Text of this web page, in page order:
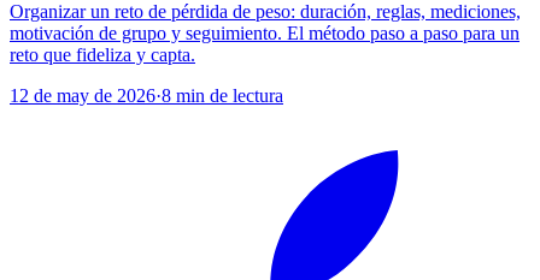
Organizar un reto de pérdida de peso: duración, reglas, mediciones,
motivación de grupo y seguimiento. El método paso a paso para un
reto que fideliza y capta.
12 de may de 2026·8 min de lectura